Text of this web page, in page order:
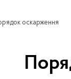
оскарження